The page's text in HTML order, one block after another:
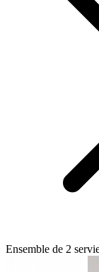
Ensemble de 2